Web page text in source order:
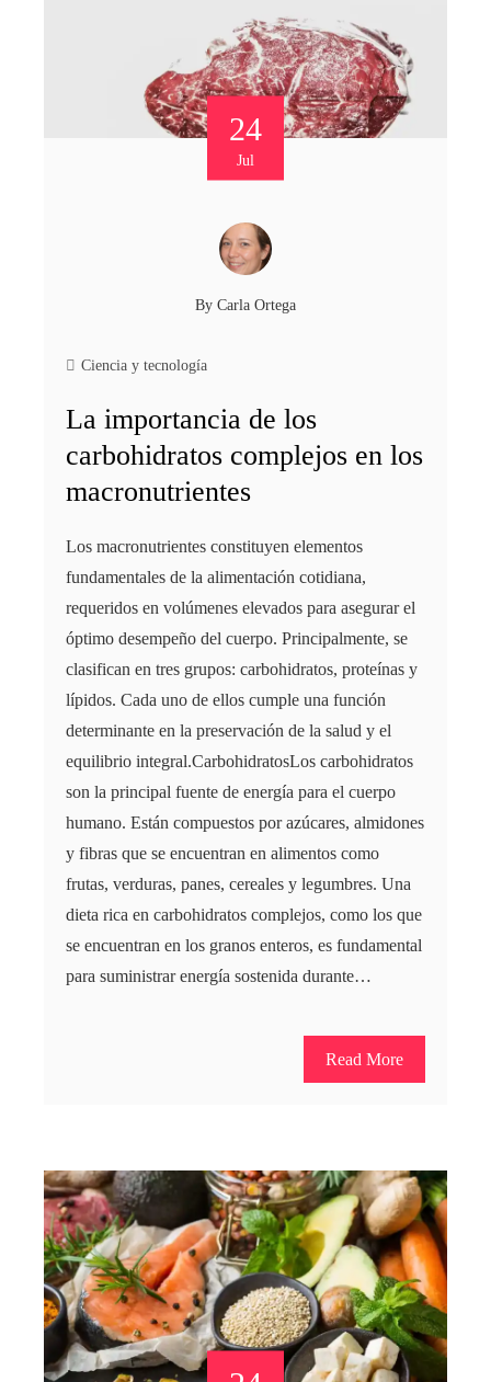
24
Jul
By Carla Ortega
Ciencia y tecnología
La importancia de los
carbohidratos complejos en los
macronutrientes
Los macronutrientes constituyen elementos
fundamentales de la alimentación cotidiana,
requeridos en volúmenes elevados para asegurar el
óptimo desempeño del cuerpo. Principalmente, se
clasifican en tres grupos: carbohidratos, proteínas y
lípidos. Cada uno de ellos cumple una función
determinante en la preservación de la salud y el
equilibrio integral.CarbohidratosLos carbohidratos
son la principal fuente de energía para el cuerpo
humano. Están compuestos por azúcares, almidones
y fibras que se encuentran en alimentos como
frutas, verduras, panes, cereales y legumbres. Una
dieta rica en carbohidratos complejos, como los que
se encuentran en los granos enteros, es fundamental
para suministrar energía sostenida durante…
Read More